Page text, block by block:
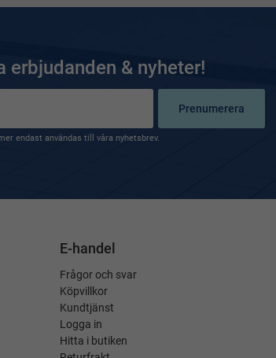
erbjudanden & nyheter!
Prenumerera
endast användas till våra nyhetsbrev.
E-handel
Frågor och svar
Köpvillkor
Kundtjänst
Logga in
Hitta i butiken